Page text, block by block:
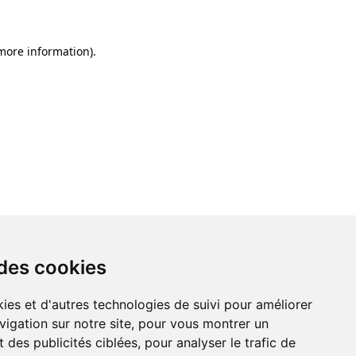
cookies
et d'autres technologies de suivi pour améliorer
sur notre site, pour vous montrer un
des publicités ciblées, pour analyser le trafic de
information).